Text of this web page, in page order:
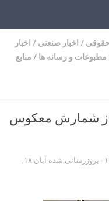
حقوقی / اخبار صنعتی / اخبار
مطبوعات و رسانه ها / منابع
شمارش معکوس
· بروزرسانی شده
آبان ۱۸,